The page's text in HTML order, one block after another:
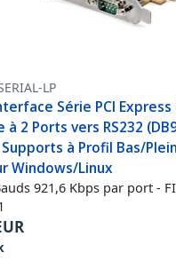
LP
Série PCI
à 2 Ports vers RS232
Supports à Profil Bas/
Windows/Linux
921,6 Kbps par port -